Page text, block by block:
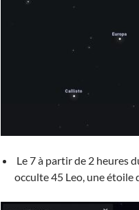
Le 7 à partir de 2 heures
occulte 45 Leo, une étoile